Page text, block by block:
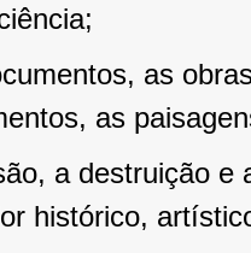
as
as
a destruição e
histórico,